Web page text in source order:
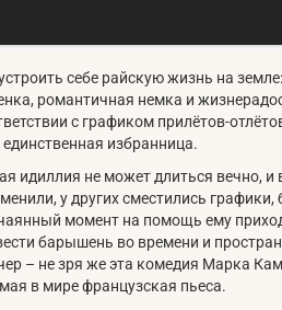
себе райскую жизнь на
романтичная немка и
с графиком прилётов-
избранница.
идиллия не может длиться вечно, и
у других сместились
момент на помощь ему
барышень во времени и
– не зря же эта комедия Марка
в мире французская пьеса.